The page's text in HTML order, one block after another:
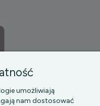
umożliwiają
nam dostosować